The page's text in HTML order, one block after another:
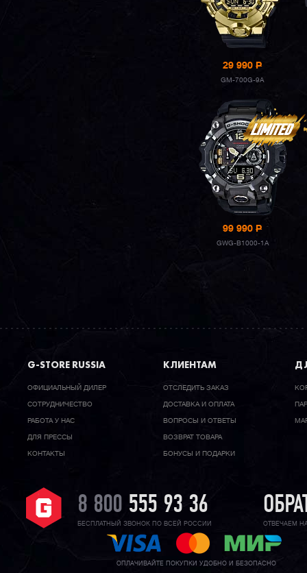
29 990P
GM-700G-9A
99 990P
GWG-B1000-1A
G-STORE RUSSIA
ОФИЦИАЛЬНЫЙ ДИЛЕР
CОТРУДНИЧЕСТВО
РАБОТА У НАС
ДЛЯ ПРЕССЫ
КОНТАКТЫ
КЛИЕНТАМ
ОТСЛЕДИТЬ ЗАКАЗ
ДОСТАВКА И ОПЛАТА
ВОПРОСЫ И ОТВЕТЫ
ВОЗВРАТ ТОВАРА
БОНУСЫ И ПОДАРКИ
8 800 555 93 36
БЕСПЛАТНЫЙ ЗВОНОК ПО ВСЕЙ РОССИИ ОТВЕЧАЕМ
ОПЛАЧИВАЙТЕ ПОКУПКИ УДОБНО И БЕЗОПАСНО